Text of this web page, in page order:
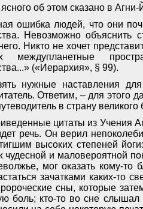
об этом сказано в Агни-
ошибка людей, что они
Невозможно объяснить
Никто не хочет
междупланетные
(«Иерархия», § 99).
нужные наставления
Ответим, – для этого
в страну великого
цитаты из Учения
речь. Он верил
высоких степеней
и маловероятной
мог оказать кому-то
зачатками каких-то
сны, которые
боль; кто-то во сне слышал